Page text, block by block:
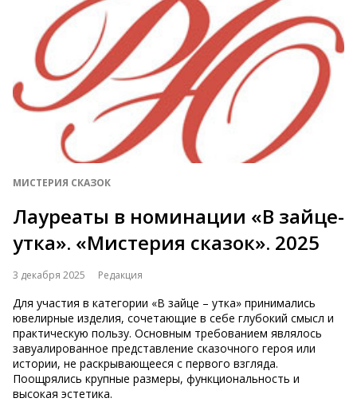
МИСТЕРИЯ СКАЗОК
Лауреаты в номинации «В зайце-
утка». «Мистерия сказок». 2025
3 декабря 2025 Редакция
Для участия в категории «В зайце – утка» принимались
ювелирные изделия, сочетающие в себе глубокий смысл и
практическую пользу. Основным требованием являлось
завуалированное представление сказочного героя или
истории, не раскрывающееся с первого взгляда.
Поощрялись крупные размеры, функциональность и
высокая эстетика.